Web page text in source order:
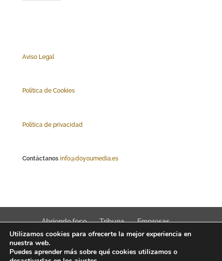
Aviso Legal
Política de Cookies
Política de privacidad
Contáctanos info@doyoumedia.es
Abriendo foco Tribuna
Empresas
Actualidad
Innovación Tendencias
Utilizamos cookies para ofrecerte la mejor experiencia en
nuestra web.
Puedes aprender más sobre qué cookies utilizamos o